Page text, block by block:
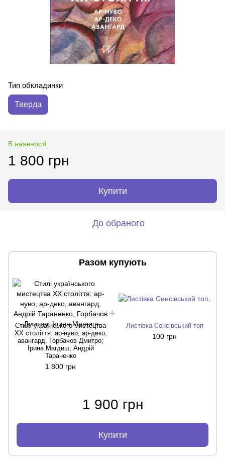
Тип обкладинки
Тверда
В наявності
1 800 грн
Купити
До обраного
Разом купують
Стилі українського мистецтва
XX століття: ар-нуво, ар-деко,
авангард. Горбачов Дмитро;
Ірина Магдиш; Андрій
Тараненко
1 800 грн
Листівка Сенсівський топ
100 грн
1 900 грн
Купити